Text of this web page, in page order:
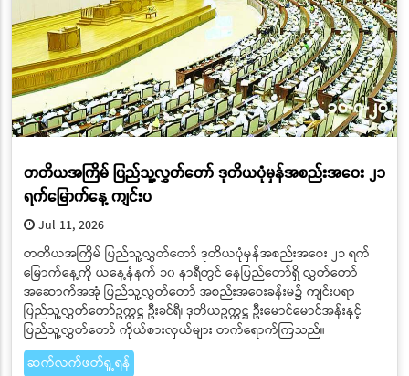
တတိယအကြိမ် ပြည်သူ့လွှတ်တော် ဒုတိယပုံမှန်အစည်းအဝေး ၂၁
ရက်မြောက်နေ့ ကျင်းပ
Jul 11, 2026
တတိယအကြိမ် ပြည်သူ့လွှတ်တော် ဒုတိယပုံမှန်အစည်းအဝေး ၂၁ ရက်
မြောက်နေ့ကို ယနေ့နံနက် ၁၀ နာရီတွင် နေပြည်တော်ရှိ လွှတ်တော်
အဆောက်အအုံ ပြည်သူ့လွှတ်တော် အစည်းအဝေးခန်းမ၌ ကျင်းပရာ
ပြည်သူ့လွှတ်တော်ဥက္ကဋ္ဌ ဦးခင်ရီ၊ ဒုတိယဥက္ကဋ္ဌ ဦးမောင်မောင်အုန်းနှင့်
ပြည်သူ့လွှတ်တော် ကိုယ်စားလှယ်များ တက်ရောက်ကြသည်။
ဆက်လက်ဖတ်ရှု့ရန်